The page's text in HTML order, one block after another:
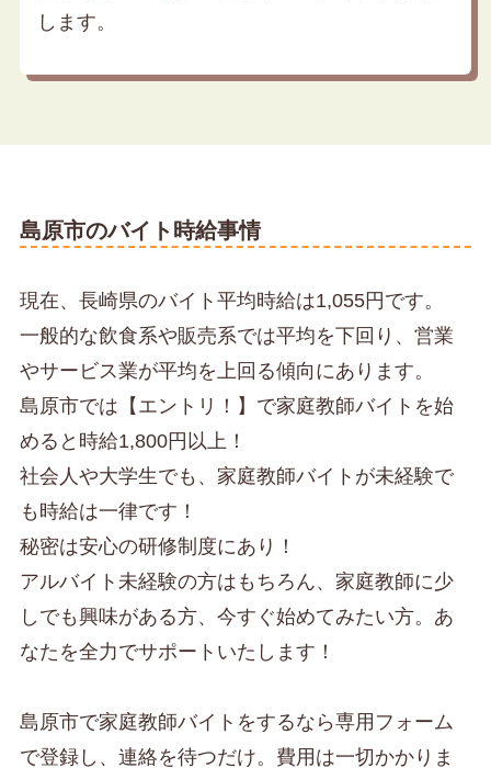
します。
島原市のバイト時給事情
現在、長崎県のバイト平均時給は1,055円です。
一般的な飲食系や販売系では平均を下回り、営業
やサービス業が平均を上回る傾向にあります。
島原市では【エントリ！】で家庭教師バイトを始
めると時給1,800円以上！
社会人や大学生でも、家庭教師バイトが未経験で
も時給は一律です！
秘密は安心の研修制度にあり！
アルバイト未経験の方はもちろん、家庭教師に少
しでも興味がある方、今すぐ始めてみたい方。あ
なたを全力でサポートいたします！
島原市で家庭教師バイトをするなら専用フォーム
で登録し、連絡を待つだけ。費用は一切かかりま